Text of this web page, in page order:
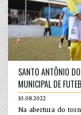
SANTO ANTÔNIO
MUNICIPAL DE
10.08.2022
Na abertura do